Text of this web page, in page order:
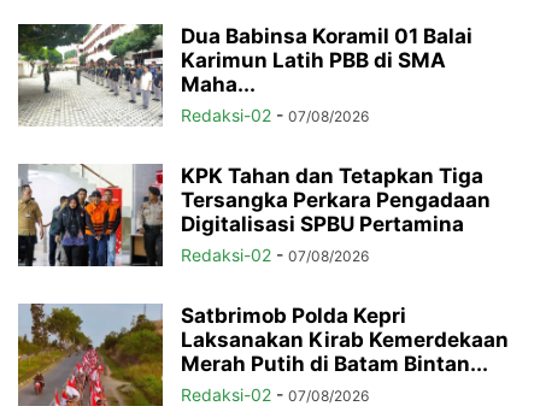
Dua Babinsa Koramil 01 Balai
Karimun Latih PBB di SMA
Maha...
Redaksi-02 - 07/08/2026
KPK Tahan dan Tetapkan Tiga
Tersangka Perkara Pengadaan
Digitalisasi SPBU Pertamina
Redaksi-02 - 07/08/2026
Satbrimob Polda Kepri
Laksanakan Kirab Kemerdekaan
Merah Putih di Batam Bintan...
Redaksi-02 - 07/08/2026